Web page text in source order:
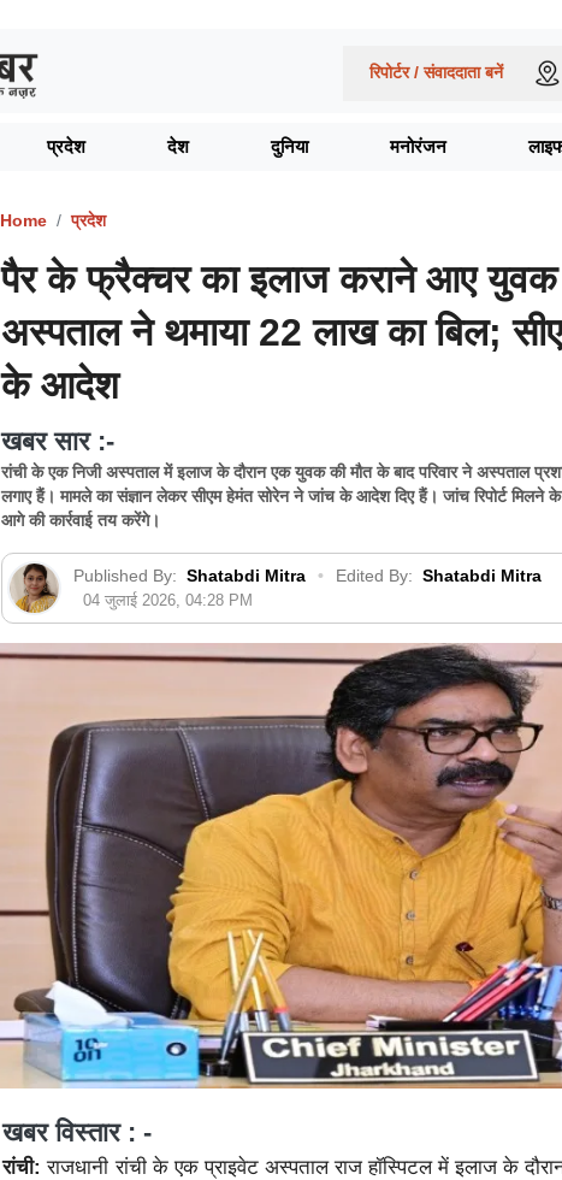
रिपोर्टर / संवाददाता बनें
प्रदेश देश दुनिया मनोरंजन
Home प्रदेश
पैर के फ्रैक्चर का इलाज कराने आए युवक
अस्पताल ने थमाया 22 लाख का बिल;
के आदेश
खबर सार :-
रांची के एक निजी अस्पताल में इलाज के दौरान एक युवक की मौत के बाद परिवार ने अस्पताल
लगाए हैं। मामले का संज्ञान लेकर सीएम हेमंत सोरेन ने जांच के आदेश दिए हैं। जांच रिपोर्ट मिलने
आगे की कार्रवाई तय करेंगे।
Published By: Shatabdi Mitra • Edited By: Shatabdi Mitra
04 जुलाई 2026, 04:28 PM
खबर विस्तार : -
रांची: राजधानी रांची के एक प्राइवेट अस्पताल राज हॉस्पिटल में इलाज के